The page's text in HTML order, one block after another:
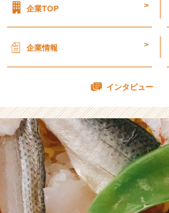
り
か？
【株
会
社
S
T
A
R
C
企業TOP >
企業情報 >
インタビュー